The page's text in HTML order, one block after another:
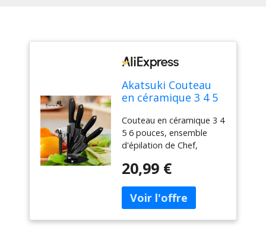
Akatsuki Couteau
en céramique 3 4 5
d'épilation de Chef,
utilitaire de
tranchage, lame
noire en zircone,
support de bloc de
couteaux, outil de
cuisine pour
légumes et fruits
Couteau en céramique 3 4
5 6 pouces, ensemble
d'épilation de Chef,
lame noire en zircone,
couteaux, outil de cuisine
pour légumes et fruits
20,99 €